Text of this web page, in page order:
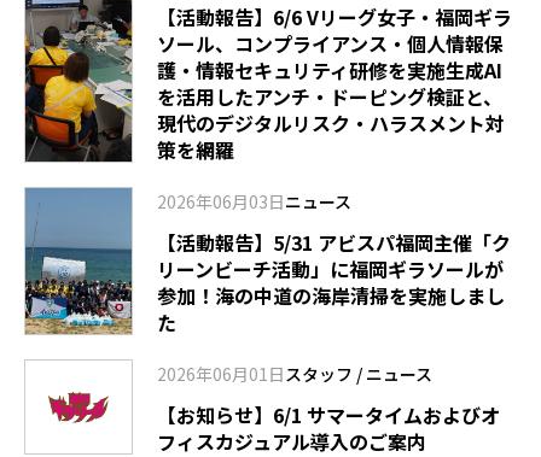
【活動報告】6/6 Vリーグ女子・福岡ギラ
ソール、コンプライアンス・個人情報保
護・情報セキュリティ研修を実施――生成AI
を活用したアンチ・ドーピング検証と、
現代のデジタルリスク・ハラスメント対
策を網羅
2026年06月03日ニュース
【活動報告】5/31 アビスパ福岡主催「ク
リーンビーチ活動」に福岡ギラソールが
参加！海の中道の海岸清掃を実施しまし
た
2026年06月01日 スタッフ / ニュース
【お知らせ】6/1 サマータイムおよびオ
フィスカジュアル導入のご案内